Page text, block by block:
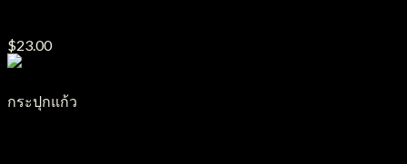
$23.00
กระปุกแก้ว